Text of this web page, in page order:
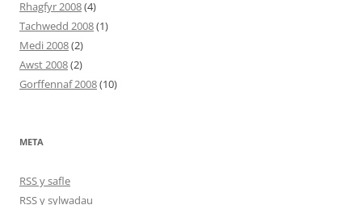
Rhagfyr 2008(4)
Tachwedd 2008(1)
Medi 2008(2)
Awst 2008(2)
Gorffennaf 2008(10)
META
RSS y safle
RSS y sylwadau